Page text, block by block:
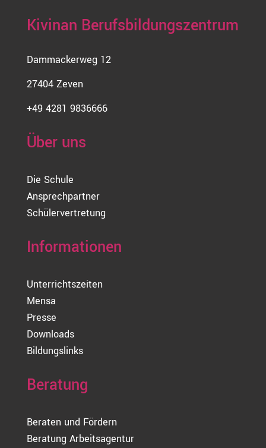
Kivinan Berufsbildungszentrum
Dammackerweg 12
27404 Zeven
+49 4281 9836666
Über uns
Die Schule
Ansprechpartner
Schülervertretung
Informationen
Unterrichtszeiten
Mensa
Presse
Downloads
Bildungslinks
Beratung
Beraten und Fördern
Beratung Arbeitsagentur